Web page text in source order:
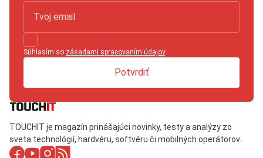
Súhlasím so zásadami spracovaním údajov.
Potvrdiť
TOUCHIT je magazín prinášajúci novinky, testy a analýzy zo
sveta technológií, hardvéru, softvéru či mobilných operátorov.